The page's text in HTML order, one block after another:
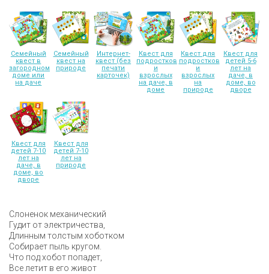
Семейный
квест в
загородном
доме или
на даче
Семейный
квест на
природе
Интернет-
квест (без
печати
карточек)
Квест для
подростков
и
взрослых
на даче, в
доме
Квест для
подростков
и
взрослых
на
природе
Квест для
детей 5-6
лет на
даче, в
доме, во
дворе
Квест для
детей 7-10
лет на
даче, в
доме, во
дворе
Квест для
детей 7-10
лет на
природе
Слоненок механический
Гудит от электричества,
Длинным толстым хоботком
Собирает пыль кругом.
Что под хобот попадет,
Все летит в его живот